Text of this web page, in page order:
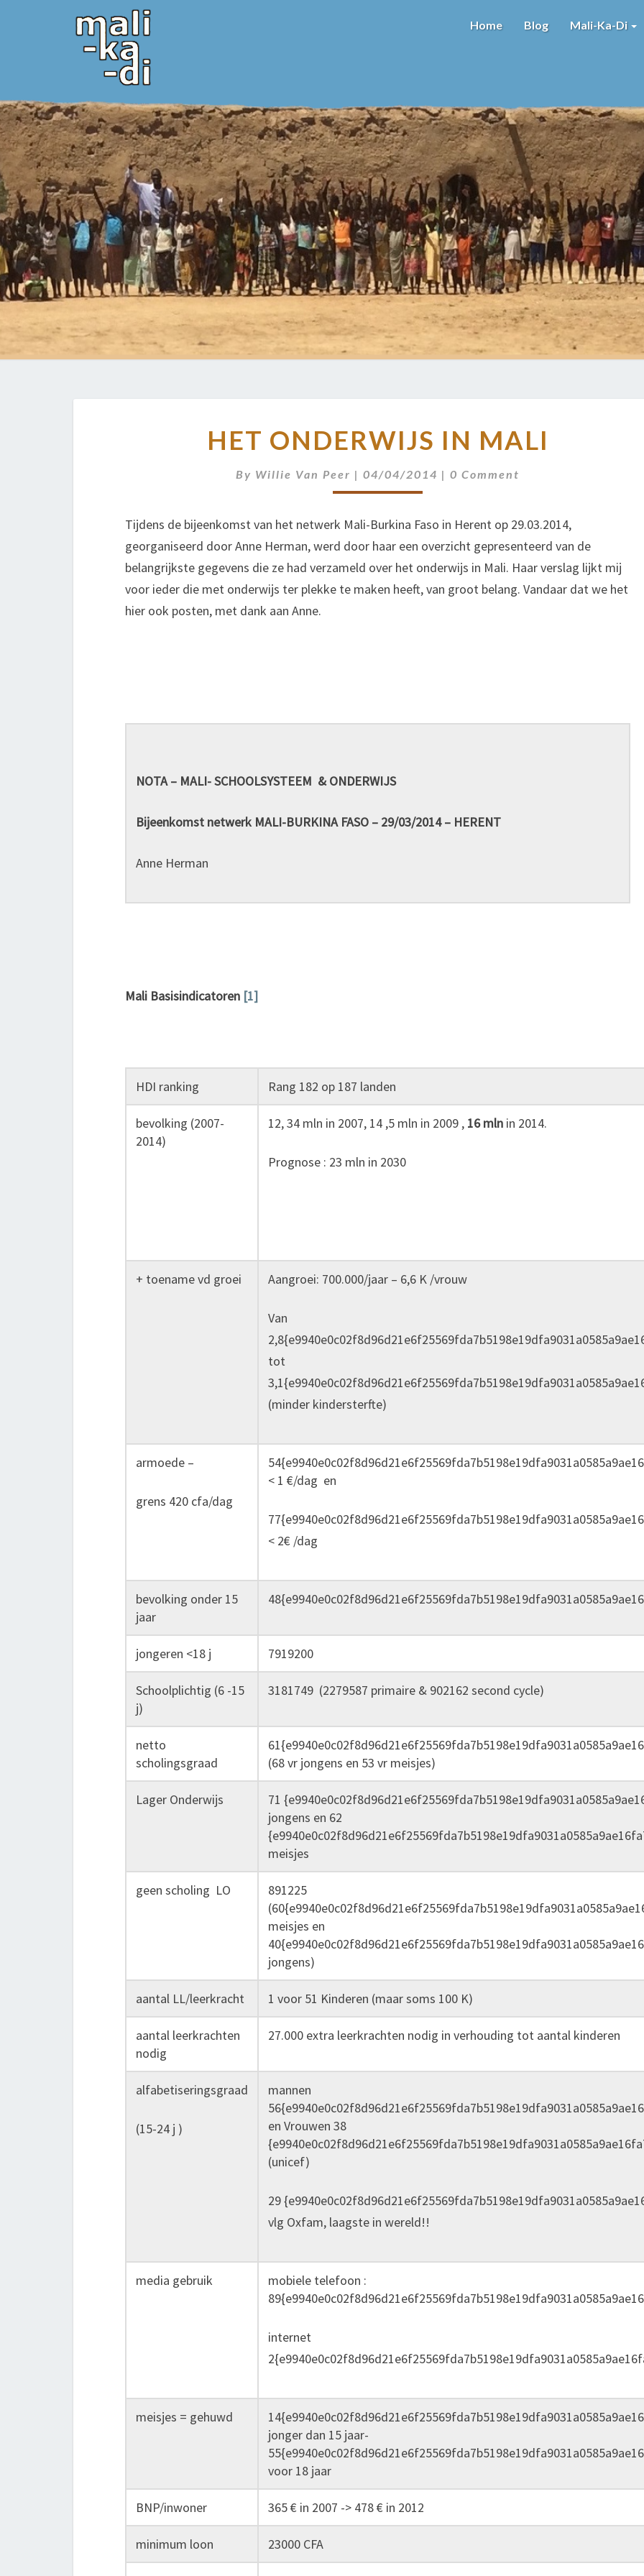
Home Blog Mali-Ka-Di
ONDERWIJS
MALI
HET ONDERWIJS IN MALI
By Willie Van Peer |04/04/2014 |Comments
0 Comment
Tijdens de bijeenkomst van het netwerk Mali-Burkina Faso in Herent op 29.03.2014,
georganiseerd door Anne Herman, werd door haar een overzicht gepresenteerd van de
belangrijkste gegevens die ze had verzameld over het onderwijs in Mali. Haar verslag lijkt mij
voor ieder die met onderwijs ter plekke te maken heeft, van groot belang. Vandaar dat we het
hier ook posten, met dank aan Anne.
NOTA – MALI- SCHOOLSYSTEEM & ONDERWIJS
Bijeenkomst netwerk MALI-BURKINA FASO – 29/03/2014 – HERENT
Anne Herman
Mali Basisindicatoren [1]
HDI ranking Rang 182 op 187 landen
bevolking (2007-
2014)
12, 34 mln in 2007, 14 ,5 mln in 2009 , 16 mlnin 2014.
Prognose : 23 mln in 2030
+ toename vd groei Aangroei: 700.000/jaar – 6,6 K /vrouw
Van
tot
(minder kindersterfte)
armoede –
grens 420 cfa/dag
< 1 €/dag en
< 2€ /dag
bevolking onder 15
jaar
jongeren <18 j 7919200
Schoolplichtig (6 -15
j)
3181749 (2279587 primaire & 902162 second cycle)
netto
scholingsgraad
(68 vr jongens en 53 vr meisjes)
Lager Onderwijs
71
jongens en 62
meisjes
geen scholing LO
891225
meisjes en
jongens)
aantal LL/leerkracht 1 voor 51 Kinderen (maar soms 100 K)
aantal leerkrachten
nodig
27.000 extra leerkrachten nodig in verhouding tot aantal kinderen
alfabetiseringsgraad
(15-24 j )
mannen
en Vrouwen 38
(unicef)
29
vlg Oxfam, laagste in wereld!!
media gebruik
mobiele telefoon :
internet
meisjes = gehuwd
jonger dan 15 jaar-
voor 18 jaar
BNP/inwoner 365 € in 2007 -> 478 € in 2012
minimum loon 23000 CFA